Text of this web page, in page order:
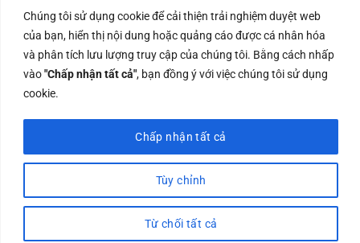
Chúng tôi sử dụng cookie để cải thiện trải nghiệm duyệt web
của bạn, hiển thị nội dung hoặc quảng cáo được cá nhân hóa
và phân tích lưu lượng truy cập của chúng tôi. Bằng cách nhấp
vào"Chấp nhận tất cả", bạn đồng ý với việc chúng tôi sử dụng
cookie.
Tùy chỉnh
Từ chối tất cả
Chấp nhận tất cả
Công ty TNHH Nam Bình Xương - Số ĐKKD: 0108783483
cấp ngày 14/06/2019 bởi Sở Kế Hoạch và Đầu Tư Tp. Hà
Nội
Copyrights @2023 Nam Binh Xuong. All Rights Reserved